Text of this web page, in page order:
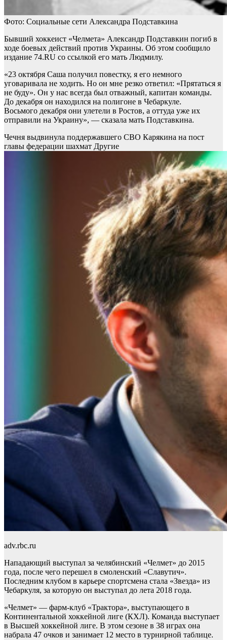
Фото: Социальные сети Александра Подставкина
Бывший хоккеист «Челмета» Александр Подставкин погиб в
ходе боевых действий против Украины. Об этом сообщило
издание 74.RU со ссылкой его мать Людмилу.
«23 октября Саша получил повестку, я его немного
уговаривала не ходить. Но он мне резко ответил: «Прятаться я
не буду». Он у нас всегда был отважный, капитан команды.
До декабря он находился на полигоне в Чебаркуле.
Восьмого декабря они улетели в Ростов, а оттуда уже их
отправили на Украину», — сказала мать Подставкина.
Чечня выдвинула поддержавшего СВО Карякина на пост
главы федерации шахмат Другие
adv.rbc.ru
Нападающий выступал за челябинский «Челмет» до 2015
года, после чего перешел в смоленский «Славутич».
Последним клубом в карьере спортсмена стала «Звезда» из
Чебаркуля, за которую он выступал до лета 2018 года.
«Челмет» — фарм-клуб «Трактора», выступающего в
Континентальной хоккейной лиге (КХЛ). Команда выступает
в Высшей хоккейной лиге. В этом сезоне в 38 играх она
набрала 47 очков и занимает 12 место в турнирной таблице.